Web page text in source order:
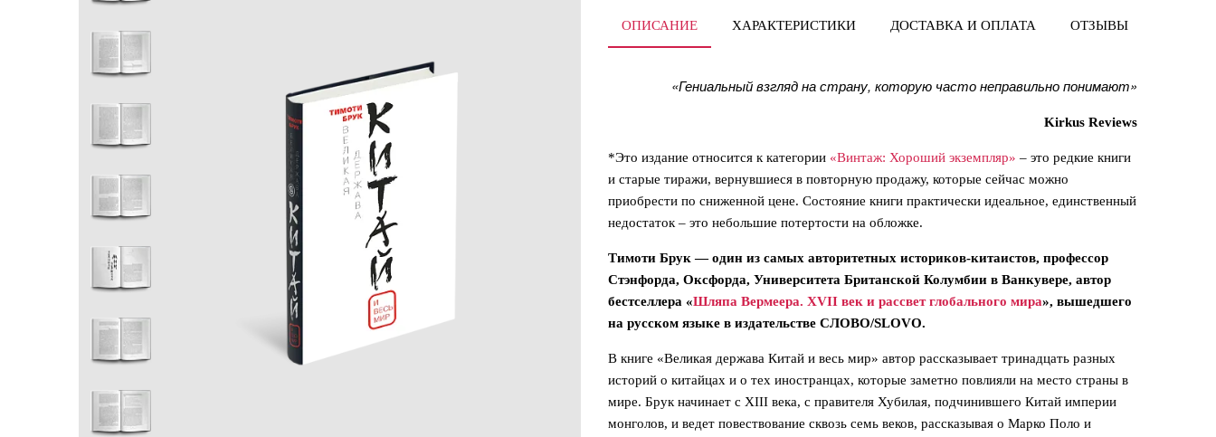
ОПИСАНИЕ ХАРАКТЕРИСТИКИ ДОСТАВКА И ОПЛАТА ОТЗЫВЫ
«Гениальный взгляд на страну, которую часто неправильно понимают»
Kirkus Reviews
*Это издание относится к категории «Винтаж: Хороший экземпляр» – это редкие книги
и старые тиражи, вернувшиеся в повторную продажу, которые сейчас можно
приобрести по сниженной цене. Состояние книги практически идеальное, единственный
недостаток – это небольшие потертости на обложке.
Тимоти Брук — один из самых авторитетных историков-китаистов, профессор
Стэнфорда, Оксфорда, Университета Британской Колумбии в Ванкувере, автор
бестселлера «Шляпа Вермеера. XVII век и рассвет глобального мира», вышедшего
на русском языке в издательстве СЛОВО/SLOVO.
В книге «Великая держава Китай и весь мир» автор рассказывает тринадцать разных
историй о китайцах и о тех иностранцах, которые заметно повлияли на место страны в
мире. Брук начинает с XIII века, с прави­теля Хубилая, подчинившего Китай империи
монголов, и ведет повествование сквозь семь веков, рассказывая о Марко Поло и